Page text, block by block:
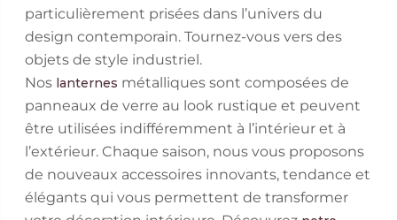
particulièrement prisées dans l’univers du
design contemporain. Tournez-vous vers des
objets de style industriel.
Nos lanternes métalliques sont composées de
panneaux de verre au look rustique et peuvent
être utilisées indifféremment à l’intérieur et à
l’extérieur. Chaque saison, nous vous proposons
de nouveaux accessoires innovants, tendance et
élégants qui vous permettent de transformer